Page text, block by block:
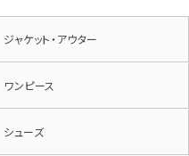
ジャケット・アウター
ワンピース
シューズ